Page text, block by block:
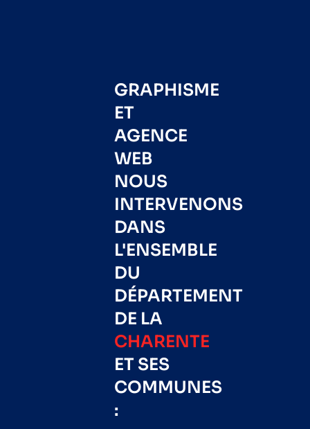
GRAPHISME
ET
AGENCE
WEB
NOUS
INTERVENONS
DANS
L'ENSEMBLE
DU
DÉPARTEMENT
DE LA
CHARENTE
ET SES
COMMUNES
: